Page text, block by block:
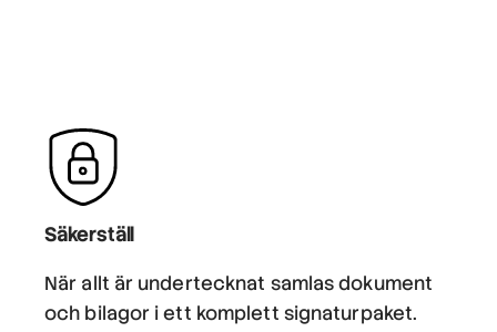
Säkerställ
När allt är undertecknat samlas dokument
och bilagor i ett komplett signaturpaket.